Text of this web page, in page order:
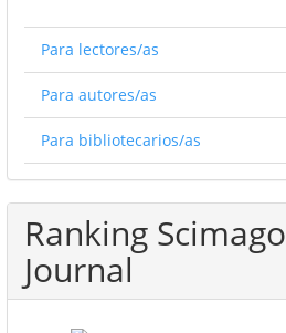
Para lectores/as
Para autores/as
Para bibliotecarios/as
Ranking Scimago
Journal